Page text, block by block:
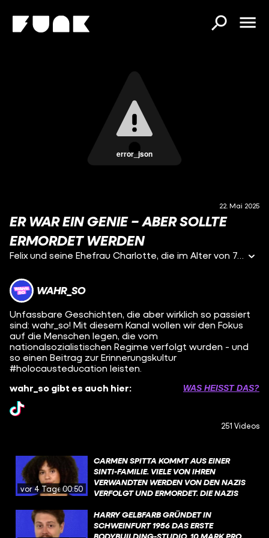
error_json
22. Mai 2025
ER WAR EIN GENIE – ABER SOLLTE
ERMORDET WERDEN
Felix und seine Ehefrau Charlotte, die im Alter von 74 und 69 Jahren Suizid begehen, um den Nazis zuvorzukommen, wurden als Juden verfolgt. Ihr Stolperstein liegt in Bonn. Felix Hausdorff hatte dort eine Karriere als Mathematik-Professor hinter sich und war zudem als Schriftsteller erfolgreich.
WAHR_SO
Unfassbare Geschichten, die aber wirklich so passiert
sind: wahr_so! Mit diesem Kanal wollen wir den Fokus
auf die Menschen legen, die vom
nationalsozialistischen Regime verfolgt wurden - und
so einen Beitrag zur Erinnerungskultur
#holocausteducation leisten.
wahr_so gibt es auch hier:
WAS HEISST DAS?
251 Videos
vor 4 Tagen00:50
CARMEN SPITTA KOMMT AUS EINER
SINTI-FAMILIE. VIELE VON IHREN
VERWANDTEN WERDEN VON DEN NAZIS
VERFOLGT UND ERMORDET. DIE NAZIS
ROMA. DER HINTERGRUND DER
VERFOLGUNG IST SO: ES GAB DEN
NATIONALSOZIALISTISCHEN WAHN
HARRY GELBFARB GRÜNDET IN
SCHWEINFURT 1956 DAS ERSTE
BODYBUILDING-STUDIO. 10 MARK PRO